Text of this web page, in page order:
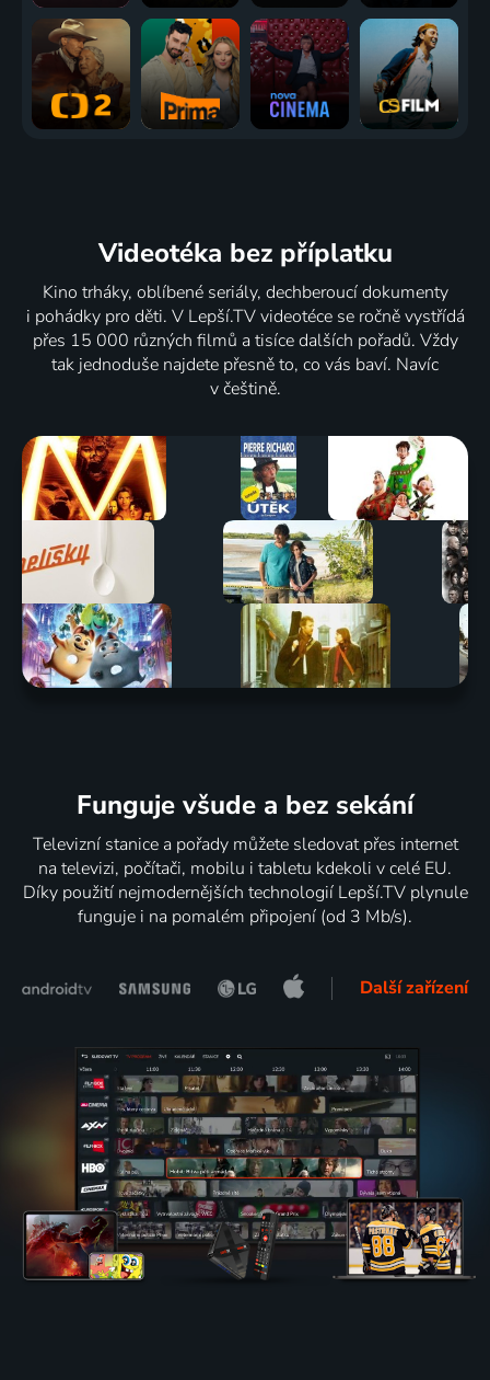
Videotéka bez příplatku
Kino trháky, oblíbené seriály, dechberoucí dokumenty
i pohádky pro děti. V Lepší.TV videotéce se ročně vystřídá
přes 15 000 různých filmů a tisíce dalších pořadů. Vždy
tak jednoduše najdete přesně to, co vás baví. Navíc
v češtině.
Funguje všude a bez sekání
Televizní stanice a pořady můžete sledovat přes internet
na televizi, počítači, mobilu i tabletu kdekoli v celé EU.
Díky použití nejmodernějších technologií Lepší.TV plynule
funguje i na pomalém připojení (od 3 Mb/s).
Další zařízení